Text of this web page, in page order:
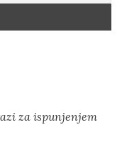
za ispunjenjem